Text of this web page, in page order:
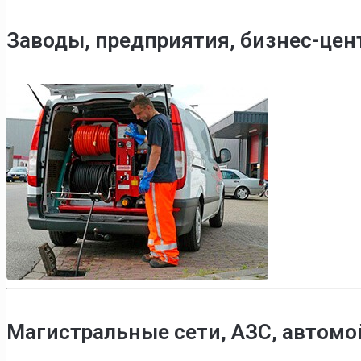
Заводы, предприятия, бизнес-
Магистральные сети, АЗС,